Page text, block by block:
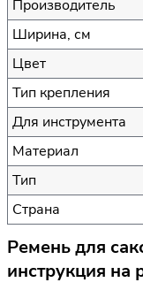
Производитель
Ширина, см
Цвет
Тип крепления
Для инструмента
Материал
Тип
Страна
Ремень для
инструкция на